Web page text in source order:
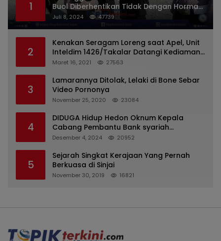
1
Buol Diberhentikan Tidak Dengan Hormat
Dari Dinas Kepolisian
Juli 8, 2024 47739
2
Kenakan Seragam Loreng saat Apel, Unit
Inteldim 1426/Takalar Datangi Kediaman
Kasatpol PP
Maret 16, 2021 27563
3
Lamarannya Ditolak, Lelaki di Bone Sebar
Video Pornonya
November 25, 2020 23084
4
DIDUGA Hidup Hedon Oknum Kepala
Cabang Pembantu Bank syariah
Indonesia Unit Hasan Basri di Banjarmasin
Milyaran Rupiah dan Bilyet Giro Tidak
Terdaftar, OJK Kalsel : Bertemu Tanggal 11
Desember 4, 2024 20952
5
Sejarah Singkat Kerajaan Yang Pernah
Berkuasa di Sinjai
November 30, 2019 16821